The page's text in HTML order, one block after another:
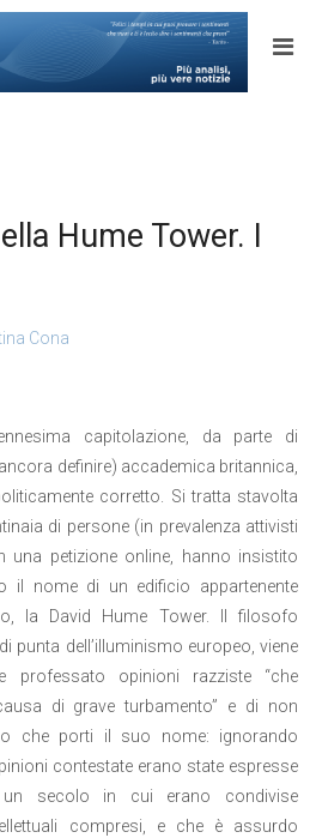
Hume Tower. I
Cona
capitolazione, da parte di
definire) accademica britannica,
corretto. Si tratta stavolta
di persone (in prevalenza attivisti
una petizione online, hanno insistito
il nome di un edificio appartenente
la David Hume Tower.
Il filosofo
punta dell’illuminismo europeo, viene
professato opinioni razziste “che
di grave turbamento” e di non
che porti il suo nome: ignorando
contestate erano state espresse
secolo in cui erano condivise
compresi, e che è assurdo